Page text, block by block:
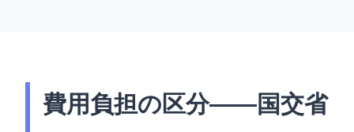
費用負担の区分——国交省